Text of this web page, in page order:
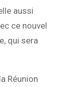
aussi
ce nouvel
qui sera
Réunion